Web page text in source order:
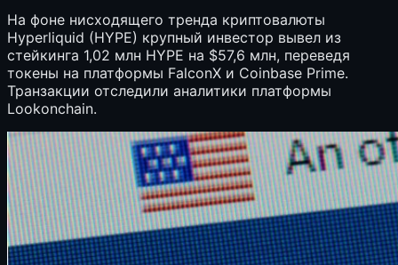
На фоне нисходящего тренда криптовалюты
Hyperliquid (HYPE) крупный инвестор вывел из
стейкинга 1,02 млн HYPE на $57,6 млн, переведя
токены на платформы FalconX и Coinbase Prime.
Транзакции отследили аналитики платформы
Lookonchain.